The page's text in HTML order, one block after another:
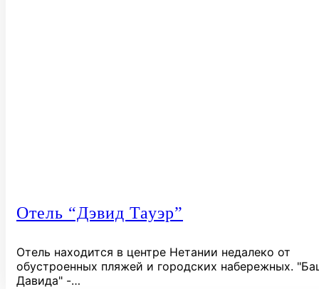
Отель “Дэвид Тауэр”
Отель находится в центре Нетании недалеко от
обустроенных пляжей и городских набережных.
Давида" -…